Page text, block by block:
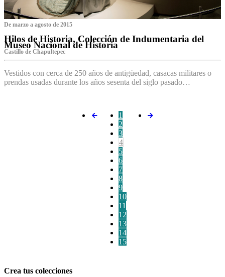
De marzo a agosto de 2015
Hilos de Historia, Colección de Indumentaria del
Museo Nacional de Historia
Castillo de Chapultepec
Vestidos con cerca de 250 años de antigüedad, casacas militares o
prendas usadas durante los años sesenta del siglo pasado…
1
2
3
4
5
6
7
8
9
10
11
12
13
14
15
Crea tus colecciones